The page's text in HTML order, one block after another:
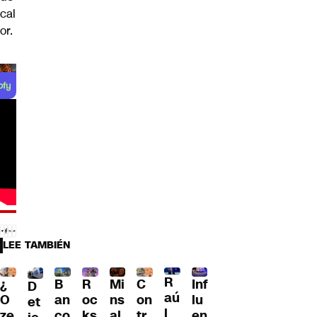
cal
or.
LEE TAMBIÉN
¿
O
D
et
B
an
R
oc
Mi
ns
C
on
R
aú
l
Inf
lu